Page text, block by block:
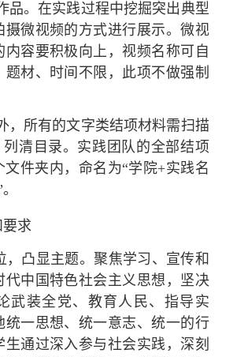
品。在实践过程中挖掘突出典型
摄微视频的方式进行展示。微视
容要积极向上，视频名称可自
题材、时间不限，此项不做强制
，所有的文字类结项材料需扫描
列清目录。实践团队的全部结项
件夹内，命名为“学院+实践名
求
，凸显主题。聚焦学习、宣传和
代中国特色社会主义思想，坚决
武装全党、教育人民、指导实
统一思想、统一意志、统一的行
生通过深入参与社会实践，深刻